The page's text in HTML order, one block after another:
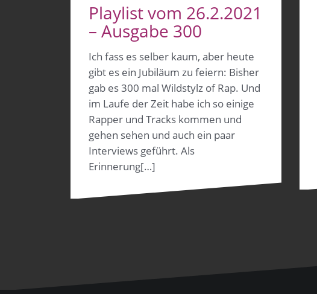
Playlist vom 26.2.2021
– Ausgabe 300
Ich fass es selber kaum, aber heute
gibt es ein Jubiläum zu feiern: Bisher
gab es 300 mal Wildstylz of Rap. Und
im Laufe der Zeit habe ich so einige
Rapper und Tracks kommen und
gehen sehen und auch ein paar
Interviews geführt. Als
Erinnerung[…]